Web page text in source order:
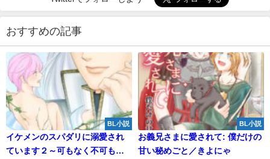
おすすめの記事
BL小説
イケメンのスパダリに溺愛され
ています２～可もなく不可もな
BL小説
お義兄さまに愛されて: 僕だけの
甘い秘めごと／きよにゃ